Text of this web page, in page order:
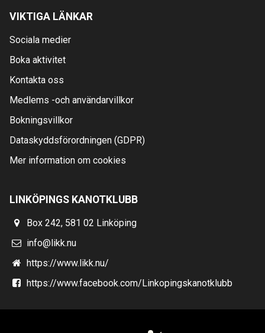
VIKTIGA LÄNKAR
Sociala medier
Boka aktivitet
Kontakta oss
Medlems -och användarvillkor
Bokningsvillkor
Dataskyddsförordningen (GDPR)
Mer information om cookies
LINKÖPINGS KANOTKLUBB
Box 242, 581 02 Linköping
info@likk.nu
https://www.likk.nu/
https://www.facebook.com/Linkopingskanotklubb